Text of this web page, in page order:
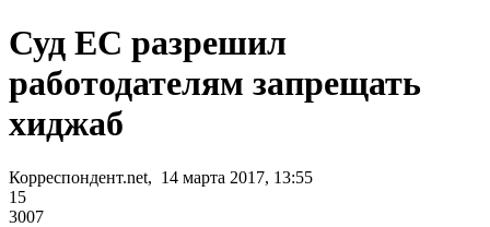
Суд ЕС разрешил
работодателям запрещать
хиджаб
Корреспондент.net, 14 марта 2017, 13:55
15
3007